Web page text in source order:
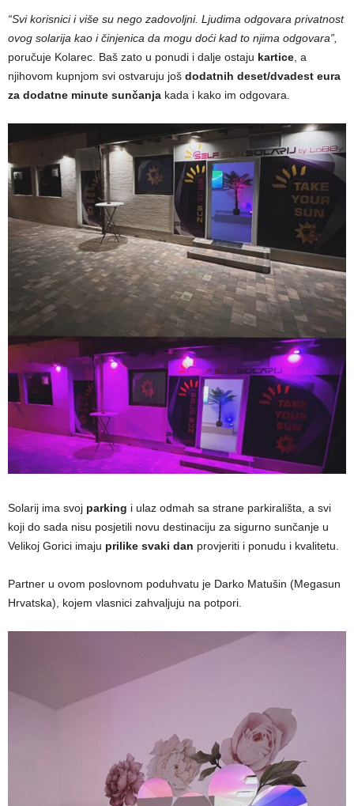
“Svi korisnici i više su nego zadovoljni. Ljudima odgovara privatnost
ovog solarija kao i činjenica da mogu doći kad to njima odgovara”,
poručuje Kolarec. Baš zato u ponudi i dalje ostaju kartice , a
njihovom kupnjom svi ostvaruju još dodatnih deset/dvadest eura
za dodatne minute sunčanja kada i kako im odgovara.
Solarij ima svoj parking i ulaz odmah sa strane parkirališta, a svi
koji do sada nisu posjetili novu destinaciju za sigurno sunčanje u
Velikoj Gorici imaju prilike svaki dan provjeriti i ponudu i kvalitetu.
Partner u ovom poslovnom poduhvatu je Darko Matušin (Megasun
Hrvatska), kojem vlasnici zahvaljuju na potpori.